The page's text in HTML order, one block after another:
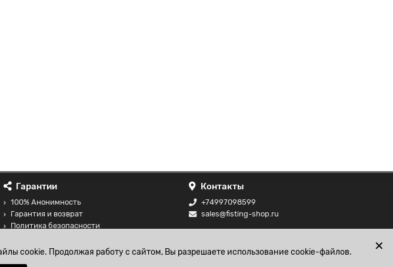
Гарантии
100% Анонимность
Гарантия и возврат
Политика безопасности
данных
Контакты
+74997098599
sales@fisting-shop.ru
✕
cookie. Продолжая работу с сайтом, Вы разрешаете использование cookie-файлов.